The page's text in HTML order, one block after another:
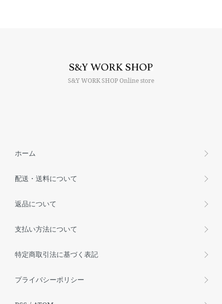
S&Y WORK SHOP Online store
ホーム
配送・送料について
返品について
支払い方法について
特定商取引法に基づく表記
プライバシーポリシー